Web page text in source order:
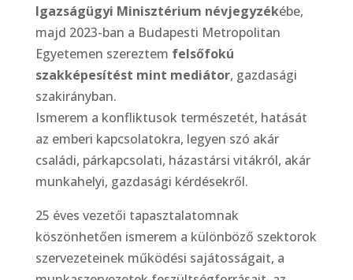
Igazságügyi Minisztérium névjegyzékébe,
majd 2023-ban a Budapesti Metropolitan
Egyetemen szereztem felsőfokú
szakképesítést mint mediátor, gazdasági
szakirányban.
Ismerem a konfliktusok természetét, hatását
az emberi kapcsolatokra, legyen szó akár
családi, párkapcsolati, házastársi vitákról, akár
munkahelyi, gazdasági kérdésekről.
25 éves vezetői tapasztalatomnak
köszönhetően ismerem a különböző szektorok
szervezeteinek működési sajátosságait, a